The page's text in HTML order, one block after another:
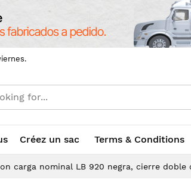
Créez un sac Terms & Conditions
carga nominal LB 920 negra, cierre doble